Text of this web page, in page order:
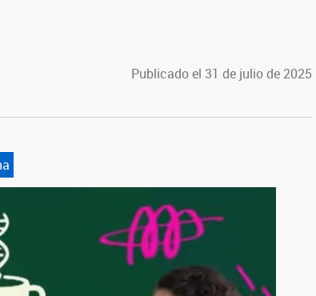
Publicado el 31 de julio de 2025